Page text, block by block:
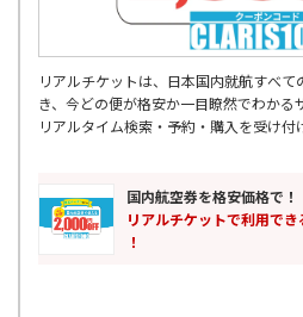
リアルチケットは、日本国内就航すべ
き、今どの便が格安か一目瞭然でわか
リアルタイム検索・予約・購入を受け
購入をしていただけます。355日先の予
空券もご購入可能です。国内格安航空券
さい。
国内航空券を格安価格で！
リアルチケットで利用で
！